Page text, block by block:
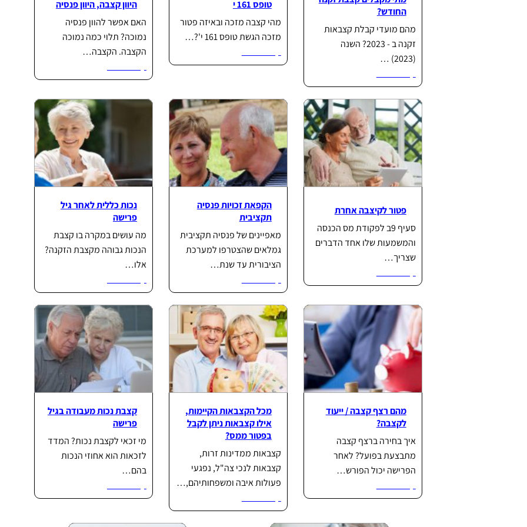
החודש?
מהם מועדי קבלת קצבאות
זקנה ב - 2023? השנה
(2023) …
טופס 161 י
מהי קצבה מזכה ובאיזה פטור
מזכה הגשת טופס 161 י'?…
היוון קצבה, היוון פנסיה
האם אפשר להוון פנסיה
נמוכה? תלוי כמה נמוכה
הקצבה. הקצבה…
פטור לקיצבה אחרת
סעיף 9ב לפקודת מס הכנסה
והמשמעות שלו אחד הדברים
שצריך…
הקפאת זכויות פנסיה
תקציבית
מאפיינים של פנסיה תקציבית
גמלאים שהצטרפו למערכת
הציבורית עד שנת…
נכות כללית לאחר גיל
פרישה
מה עושים במקרה בו קצבת
הנכות גבוהה מקצבת הזקנה?
אלו…
מהם רצף קצבה / ייעוד
לקצבה?
איך בחירה ברצף קצבה
מתבצעת בפועל? לאחר
הפרישה יכול הפורש…
מכל הקצבאות הקיימות,
אילו קצבאות ניתן לקבל
בפטור ממס?
קצבאות ממדינות זרות,
קצבאות לנכי צה"ל, נפגעי
פעולות איבה ומשפחותיהם,…
קצבת נכות מעבודה בגיל
פרישה
מי זכאי לקצבת נכות? המדד
לזכאות הוא אחוזי הנכות
בהם…